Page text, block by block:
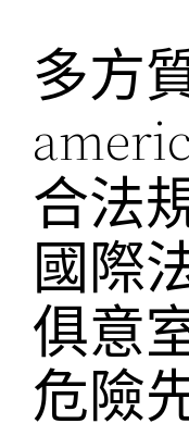
多方
合法
國際
俱意
危險